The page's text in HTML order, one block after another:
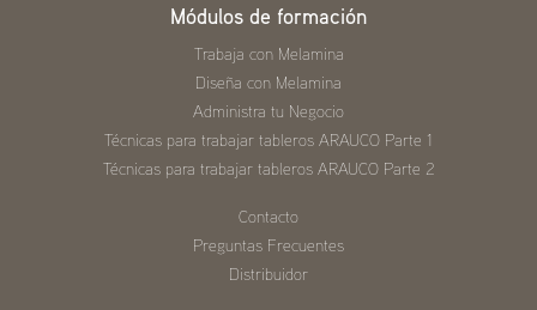
Módulos de formación
Trabaja con Melamina
Diseña con Melamina
Administra tu Negocio
Técnicas para trabajar tableros ARAUCO Parte 1
Técnicas para trabajar tableros ARAUCO Parte 2
Contacto
Preguntas Frecuentes
Distribuidor